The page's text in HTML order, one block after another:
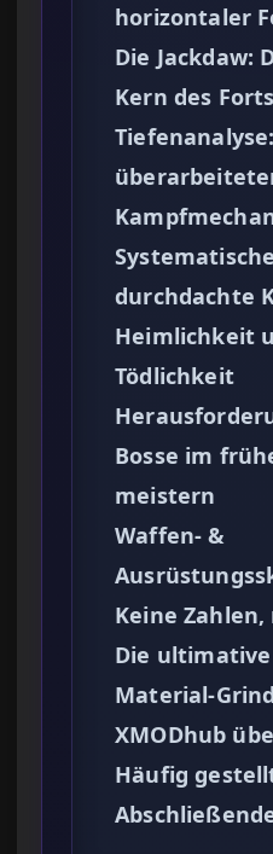
horizontaler
Die Jackdaw:
Kern des
durchdachte
Heimlichkeit
Tödlichkeit
Bosse im
meistern
Waffen- &
Keine
Die
Material-
XMODhub
Häufig